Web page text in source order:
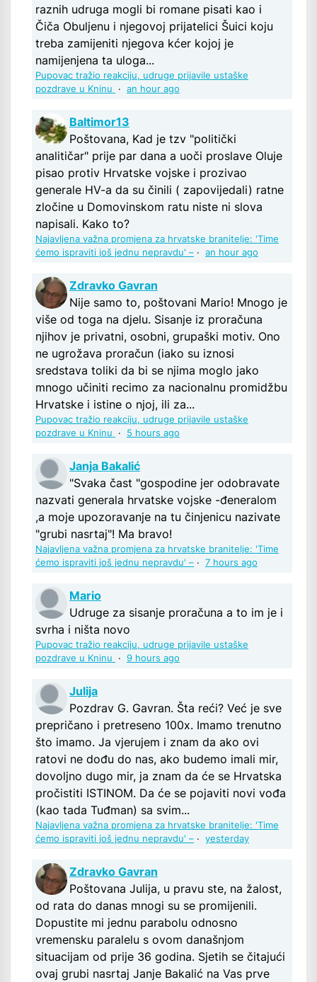
raznih udruga mogli bi romane pisati kao i
Čiča Obuljenu i njegovoj prijatelici Šuici koju
treba zamijeniti njegova kćer kojoj je
namijenjena ta uloga...
Pupovac tražio reakciju, udruge prijavile ustaške
pozdrave u Kninu
· an hour ago
Baltimor13
Poštovana, Kad je tzv "politički
analitičar" prije par dana a uoči proslave Oluje
pisao protiv Hrvatske vojske i prozivao
generale HV-a da su činili ( zapovijedali) ratne
zločine u Domovinskom ratu niste ni slova
napisali. Kako to?
Najavljena važna promjena za hrvatske branitelje: 'Time
ćemo ispraviti još jednu nepravdu' – · an hour ago
Zdravko Gavran
Nije samo to, poštovani Mario! Mnogo je
više od toga na djelu. Sisanje iz proračuna
njihov je privatni, osobni, grupaški motiv. Ono
ne ugrožava proračun (iako su iznosi
sredstava toliki da bi se njima moglo jako
mnogo učiniti recimo za nacionalnu promidžbu
Hrvatske i istine o njoj, ili za...
Pupovac tražio reakciju, udruge prijavile ustaške
pozdrave u Kninu
· 5 hours ago
Janja Bakalić
"Svaka čast "gospodine jer odobravate
nazvati generala hrvatske vojske -đeneralom
,a moje upozoravanje na tu činjenicu nazivate
"grubi nasrtaj"! Ma bravo!
Najavljena važna promjena za hrvatske branitelje: 'Time
ćemo ispraviti još jednu nepravdu' – · 7 hours ago
Mario
Udruge za sisanje proračuna a to im je i
svrha i ništa novo
Pupovac tražio reakciju, udruge prijavile ustaške
pozdrave u Kninu
· 9 hours ago
Julija
Pozdrav G. Gavran. Šta reći? Već je sve
prepričano i pretreseno 100x. Imamo trenutno
što imamo. Ja vjerujem i znam da ako ovi
ratovi ne dođu do nas, ako budemo imali mir,
dovoljno dugo mir, ja znam da će se Hrvatska
pročistiti ISTINOM. Da će se pojaviti novi vođa
(kao tada Tuđman) sa svim...
Najavljena važna promjena za hrvatske branitelje: 'Time
ćemo ispraviti još jednu nepravdu' – · yesterday
Zdravko Gavran
Poštovana Julija, u pravu ste, na žalost,
od rata do danas mnogi su se promijenili.
Dopustite mi jednu parabolu odnosno
vremensku paralelu s ovom današnjom
situacijam od prije 36 godina. Sjetih se čitajući
ovaj grubi nasrtaj Janje Bakalić na Vas prve